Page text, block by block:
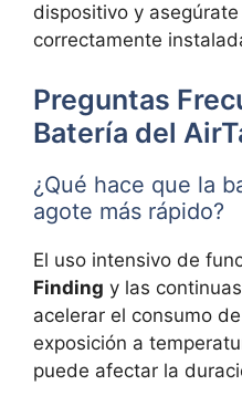
dispositivo y
correctamente
Preguntas
Batería del
¿Qué hace que la
agote más rápido?
El uso intensivo de
Finding y las
acelerar el consumo
exposición a
puede afectar la